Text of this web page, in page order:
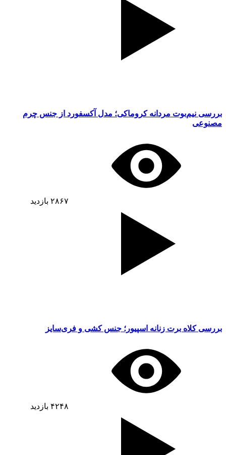
بررسی نیم‌بوت مردانه کروماکی؛ مدل آکسفورد از جنس چرم
مصنوعی
۲۸۶۷ بازدید
بررسی کلاه برت زنانه اسپیور؛ جنس کشی و فری‌سایز
۴۲۴۸ بازدید